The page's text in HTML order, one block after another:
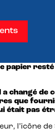
papier
a changé
que
était pas
l’icône